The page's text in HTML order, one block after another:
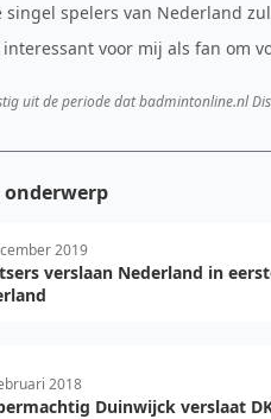
singel spelers van Nederland
voor mij als fan om
uit de periode dat badmintonline.nl
onderwerp
2019
verslaan Nederland in
2018
Duinwijck verslaat